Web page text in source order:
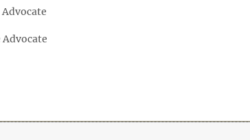
Advocate